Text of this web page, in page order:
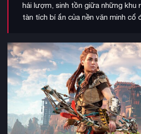
hái lượm, sinh tồn giữa những khu
tàn tích bí ẩn của nền văn minh cổ